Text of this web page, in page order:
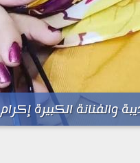
والفنانة الكبيرة